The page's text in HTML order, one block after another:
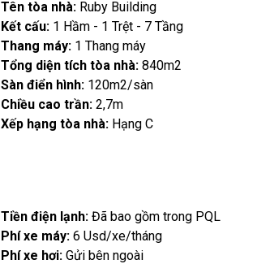
Tên tòa nhà: Ruby Building
Kết cấu: 1 Hầm - 1 Trệt - 7 Tầng
Thang máy: 1 Thang máy
Tổng diện tích tòa nhà: 840m2
Sàn điển hình: 120m2/sàn
Chiều cao trần: 2,7m
Xếp hạng tòa nhà: Hạng C
Tiền điện lạnh: Đã bao gồm trong PQL
Phí xe máy: 6 Usd/xe/tháng
Phí xe hơi: Gửi bên ngoài